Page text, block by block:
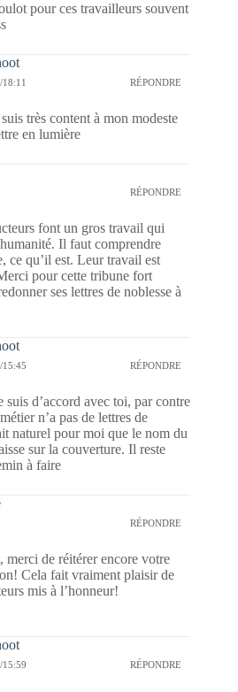
pour ces travailleurs souvent
RÉPONDRE
très content à mon modeste
en lumière
RÉPONDRE
font un gros travail qui
Il faut comprendre
ce qu’il est. Leur travail est
pour cette tribune fort
ses lettres de noblesse à
15:45 RÉPONDRE
d’accord avec toi, par contre
n’a pas de lettres de
naturel pour moi que le nom du
sur la couverture. Il reste
à faire
RÉPONDRE
merci de réitérer encore votre
Cela fait vraiment plaisir de
mis à l’honneur!
15:59 RÉPONDRE